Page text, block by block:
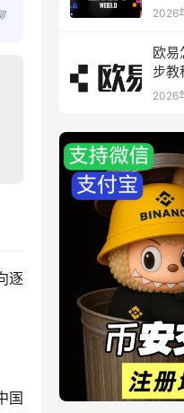
逐
国
载与
2026
欧易
步教
下载
2026